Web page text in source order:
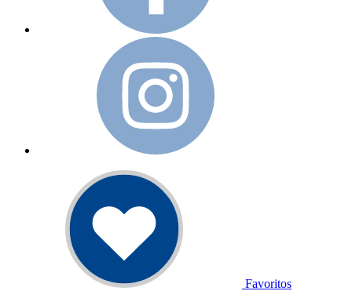
Favoritos